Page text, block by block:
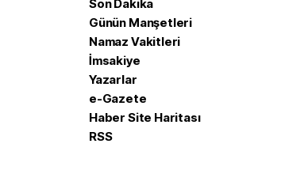
Son Dakika
Günün Manşetleri
Namaz Vakitleri
İmsakiye
Yazarlar
e-Gazete
Haber Site Haritası
RSS